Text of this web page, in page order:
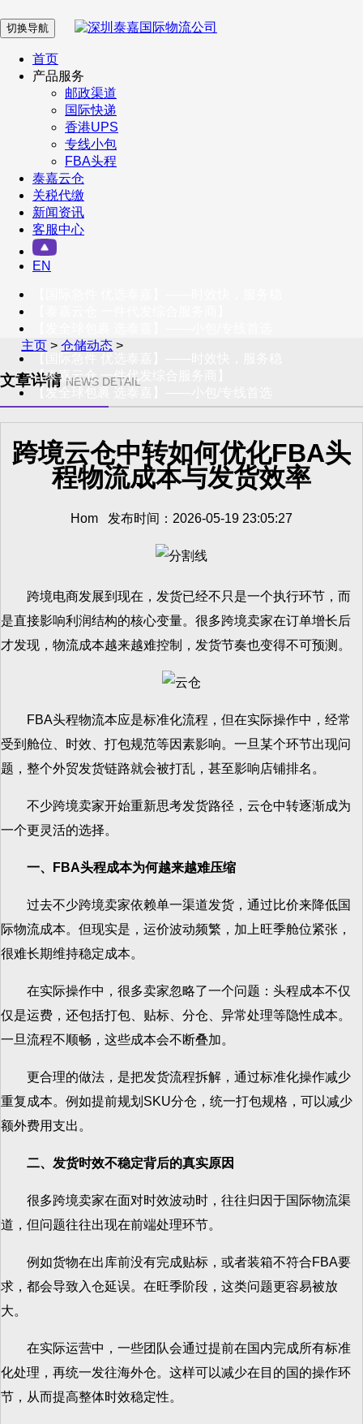
在 线 客 服
企业微信
订阅号
客户服务热线
400-098-5699
联系我们
切换导航
首页
产品服务
邮政渠道
国际快递
香港UPS
专线小包
FBA头程
泰嘉云仓
关税代缴
新闻资讯
客服中心
EN
【泰嘉云仓 一件代发综合服务商】
【发全球包裹 选泰嘉】——小包/专线首选
主页 >仓储动态 >
文章详情 NEWS DETAIL
跨境云仓中转如何优化FBA头
程物流成本与发货效率
Hom 发布时间：2026-05-19 23:05:27
跨境电商发展到现在，发货已经不只是一个执行环节，而
是直接影响利润结构的核心变量。很多跨境卖家在订单增长后
才发现，物流成本越来越难控制，发货节奏也变得不可预测。
FBA头程物流本应是标准化流程，但在实际操作中，经常
受到舱位、时效、打包规范等因素影响。一旦某个环节出现问
题，整个外贸发货链路就会被打乱，甚至影响店铺排名。
不少跨境卖家开始重新思考发货路径，云仓中转逐渐成为
一个更灵活的选择。
一、FBA头程成本为何越来越难压缩
过去不少跨境卖家依赖单一渠道发货，通过比价来降低国
际物流成本。但现实是，运价波动频繁，加上旺季舱位紧张，
很难长期维持稳定成本。
在实际操作中，很多卖家忽略了一个问题：头程成本不仅
仅是运费，还包括打包、贴标、分仓、异常处理等隐性成本。
一旦流程不顺畅，这些成本会不断叠加。
更合理的做法，是把发货流程拆解，通过标准化操作减少
重复成本。例如提前规划SKU分仓，统一打包规格，可以减少
额外费用支出。
二、发货时效不稳定背后的真实原因
很多跨境卖家在面对时效波动时，往往归因于国际物流渠
道，但问题往往出现在前端处理环节。
例如货物在出库前没有完成贴标，或者装箱不符合FBA要
求，都会导致入仓延误。在旺季阶段，这类问题更容易被放
大。
在实际运营中，一些团队会通过提前在国内完成所有标准
化处理，再统一发往海外仓。这样可以减少在目的国的操作环
节，从而提高整体时效稳定性。